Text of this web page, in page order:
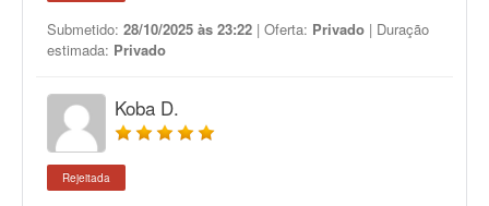
Submetido: 28/10/2025 às 23:22 | Oferta: Privado | Duração
estimada: Privado
Koba D.
Rejeitada